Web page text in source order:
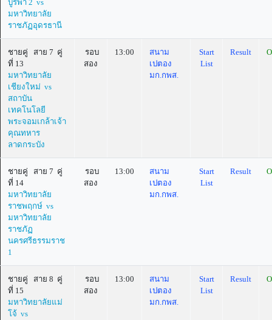
บูรพา 2 vs
มหาวิทยาลัย
ราชภัฏอุดรธานี
ชายคู่ สาย 7 คู่
ที่ 13
มหาวิทยาลัย
เชียงใหม่ vs
สถาบัน
เทคโนโลยี
พระจอมเกล้าเจ้า
คุณทหาร
ลาดกระบัง
รอบ
สอง
13:00
สนาม
เปตอง
มก.กพส.
Start
List
Result
ชายคู่ สาย 7 คู่
ที่ 14
มหาวิทยาลัย
ราชพฤกษ์ vs
มหาวิทยาลัย
ราชภัฏ
นครศรีธรรมราช
1
รอบ
สอง
13:00
สนาม
เปตอง
มก.กพส.
Start
List
Result
ชายคู่ สาย 8 คู่
ที่ 15
มหาวิทยาลัยแม่
โจ้ vs
รอบ
สอง
13:00
สนาม
เปตอง
มก.กพส.
Start
List
Result